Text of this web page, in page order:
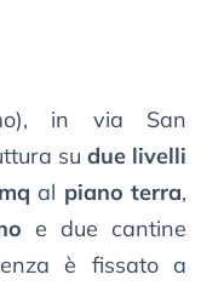
in via San
su due livelli
al piano terra,
e due cantine
è fissato a